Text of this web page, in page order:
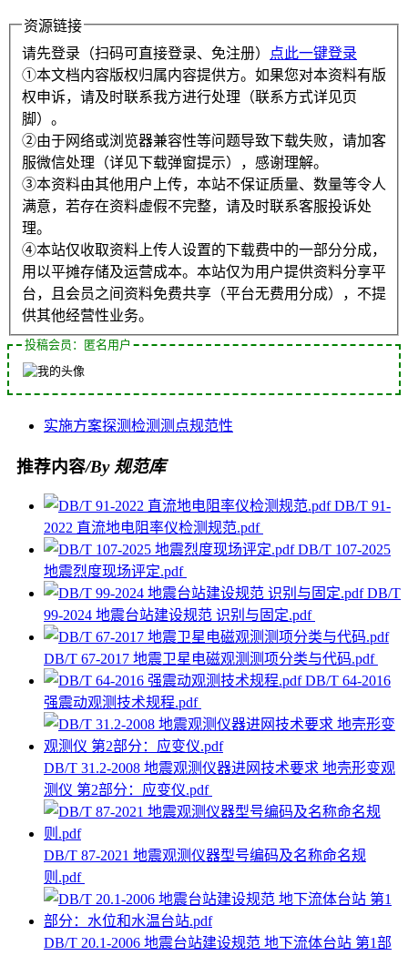
资源链接
请先登录（扫码可直接登录、免注册）
点此一键登录
①本文档内容版权归属内容提供方。如果您对本资料有版
权申诉，请及时联系我方进行处理（联系方式详见页
脚）。
②由于网络或浏览器兼容性等问题导致下载失败，请加客
服微信处理（详见下载弹窗提示），感谢理解。
③本资料由其他用户上传，本站不保证质量、数量等令人
满意，若存在资料虚假不完整，请及时联系客服投诉处
理。
④本站仅收取资料上传人设置的下载费中的一部分分成，
用以平摊存储及运营成本。本站仅为用户提供资料分享平
台，且会员之间资料免费共享（平台无费用分成），不提
供其他经营性业务。
投稿会员：匿名用户
实施方案探测检测测点规范性
推荐内容/By 规范库
DB/T 91-
2022 直流地电阻率仪检测规范.pdf
DB/T 107-2025
地震烈度现场评定.pdf
DB/T
99-2024 地震台站建设规范 识别与固定.pdf
DB/T 67-2017 地震卫星电磁观测测项分类与代码.pdf
DB/T 64-2016
强震动观测技术规程.pdf
DB/T 31.2-2008 地震观测仪器进网技术要求 地壳形变观
测仪 第2部分：应变仪.pdf
DB/T 87-2021 地震观测仪器型号编码及名称命名规
则.pdf
DB/T 20.1-2006 地震台站建设规范 地下流体台站 第1部